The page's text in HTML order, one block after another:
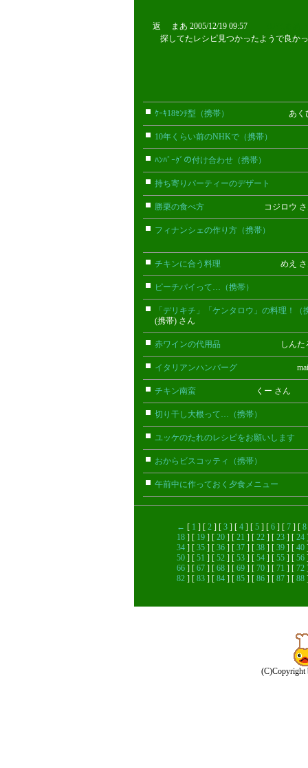
返 まあ 2005/12/19 09:57
探してたレシピ見つかったようで良か
ｹｰｷ18ｾﾝﾁ型（携帯） あくび(携
10年くらい前のNHKで（携帯）
ﾊﾝﾊﾞｰｸﾞの付け合わせ（携帯）
持ち寄りパーティーのデザート
勝栗の食べ方 コジロウ さ
フィナンシェの作り方（携帯）
チキンに合う料理 めえ さ
ピーチパイって…（携帯）
「デリキチ」「ケンタロウ」の料理！（
(携帯) さん
赤ワインの代用品 しんたろ
イタリアンハンバーグ mai
チキン南蛮 くー さん
切り干し大根って…（携帯）
ユッケのたれのレシピをお願いします
おからビスコッティ（携帯）
午前中に作っておく夕食メニュー
← [ 1 ] [ 2 ] [ 3 ] [ 4 ] [ 5 ] [ 6 ] [ 7 ] [ 8
18 ] [ 19 ] [ 20 ] [ 21 ] [ 22 ] [ 23 ] [ 24
34 ] [ 35 ] [ 36 ] [ 37 ] [ 38 ] [ 39 ] [ 40
50 ] [ 51 ] [ 52 ] [ 53 ] [ 54 ] [ 55 ] [ 56
66 ] [ 67 ] [ 68 ] [ 69 ] [ 70 ] [ 71 ] [ 72
82 ] [ 83 ] [ 84 ] [ 85 ] [ 86 ] [ 87 ] [ 88